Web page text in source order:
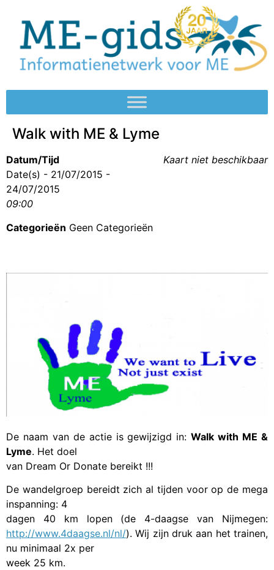
Walk with ME & Lyme
Kaart niet beschikbaar
Datum/Tijd
Date(s) - 21/07/2015 -
24/07/2015
09:00
Categorieën Geen Categorieën
De naam van de actie is gewijzigd in:Walk with ME &
Lyme. Het doel
van Dream Or Donate bereikt !!!
De wandelgroep bereidt zich al tijden voor op de mega
inspanning: 4
dagen 40 km lopen (de 4-daagse van Nijmegen:
http://www.4daagse.nl/nl/). Wij zijn druk aan het trainen,
nu minimaal 2x per
week 25 km.